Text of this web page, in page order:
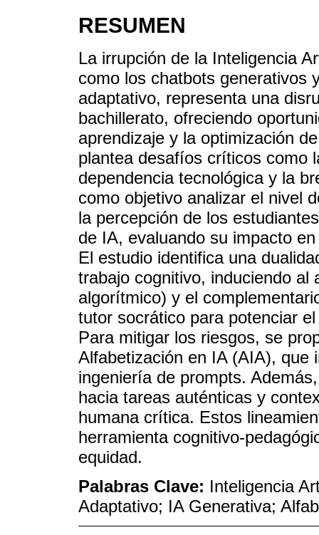
RESUMEN
La irrupción de la Inteligencia
como los chatbots generativos
adaptativo, representa una
bachillerato, ofreciendo
aprendizaje y la optimización
plantea desafíos críticos como
dependencia tecnológica y la
como objetivo analizar el nivel
la percepción de los
de IA, evaluando su impacto
El estudio identifica una
trabajo cognitivo, induciendo al
algorítmico) y el
tutor socrático para potenciar
Para mitigar los riesgos, se
Alfabetización en IA (AIA), que
ingeniería de prompts.
hacia tareas auténticas y
humana crítica. Estos
herramienta cognitivo-
equidad.
Palabras Clave: Inteligencia
Adaptativo; IA Generativa;